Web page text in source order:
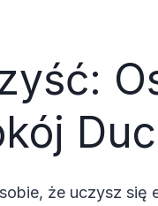
że uczysz się